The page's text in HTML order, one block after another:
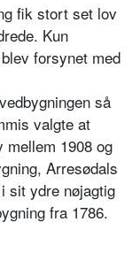
fik stort set lov
Kun
forsynet med
så
valgte at
mellem 1908 og
Arresødals
sit ydre nøjagtig
fra 1786.